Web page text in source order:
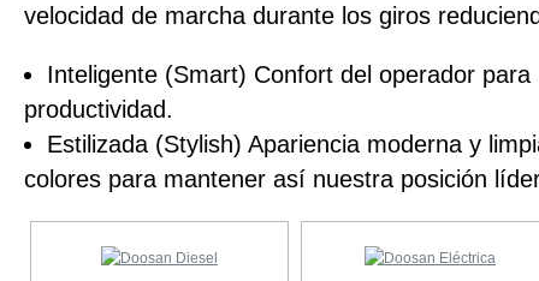
velocidad de marcha durante los giros
Inteligente (Smart) Confort del operador
productividad.
Estilizada (Stylish) Apariencia moderna y
colores para mantener así nuestra posición